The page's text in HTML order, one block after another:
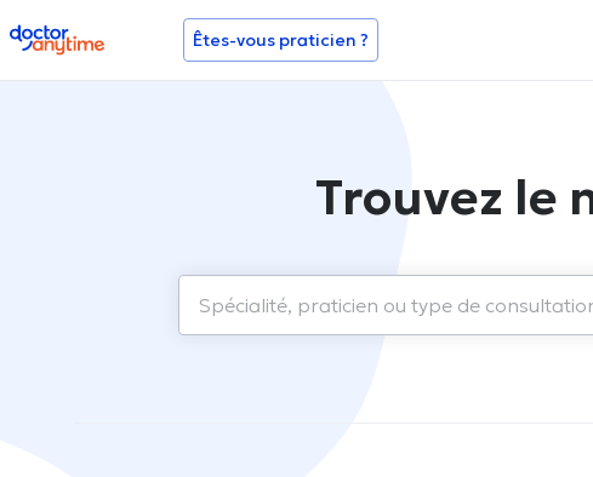
doctoranytime Êtes-vous praticien ?
Trouvez le